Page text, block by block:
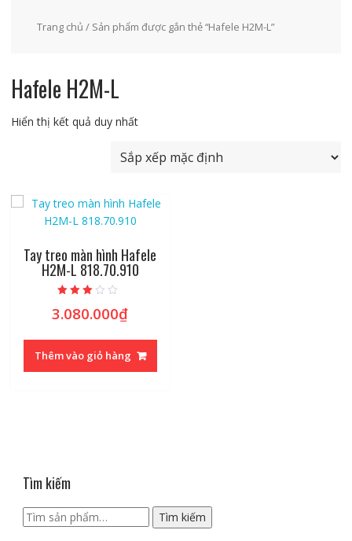
Trang chủ / Sản phẩm được gắn thẻ “Hafele H2M-L”
Hafele H2M-L
Hiển thị kết quả duy nhất
Tay treo màn hình Hafele
H2M-L 818.70.910
xếp hạng
2.77
3.080.000₫
Thêm vào giỏ hàng
Tìm kiếm
Tìm
kiếm:
Tìm kiếm